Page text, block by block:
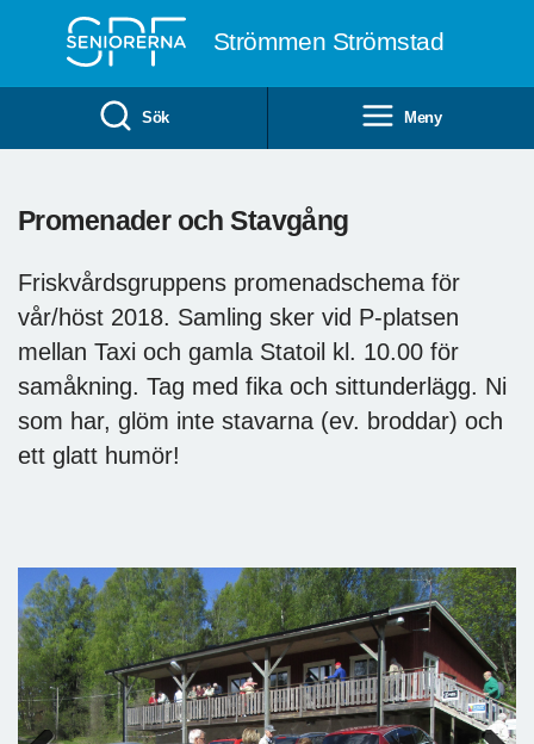
Strömmen Strömstad
Sök Meny
Promenader och Stavgång
Friskvårdsgruppens promenadschema för
vår/höst 2018. Samling sker vid P-platsen
mellan Taxi och gamla Statoil kl. 10.00 för
samåkning. Tag med fika och sittunderlägg. Ni
som har, glöm inte stavarna (ev. broddar) och
ett glatt humör!